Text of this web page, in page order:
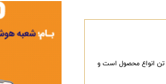
بورس کالای ایران امروز (چهارشنبه ۱۴ مرداد ماه) میزبان عرضه ۸۹۵ هزار و ۵۲۵ تن انواع محصول است و